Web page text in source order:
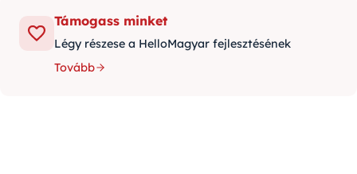
Támogass minket
Légy részese a HelloMagyar fejlesztésének
Tovább